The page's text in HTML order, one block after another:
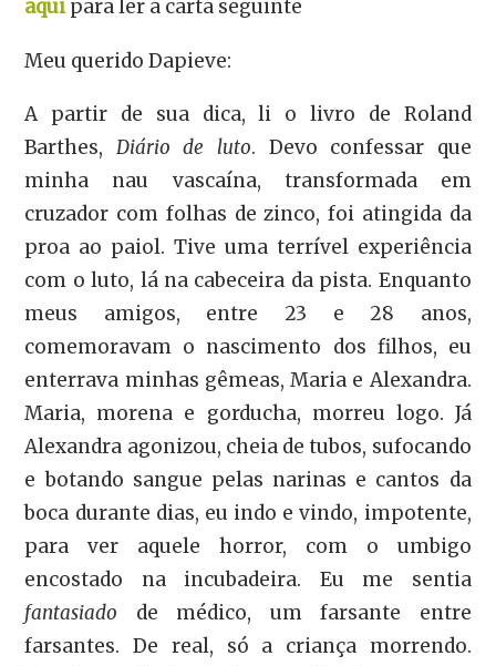
aqui para ler a carta seguinte
Meu querido Dapieve:
A partir de sua dica, li o livro de Roland
Barthes, Diário de luto. Devo confessar que
minha nau vascaína, transformada em
cruzador com folhas de zinco, foi atingida da
proa ao paiol. Tive uma terrível experiência
com o luto, lá na cabeceira da pista. Enquanto
meus amigos, entre 23 e 28 anos,
comemoravam o nascimento dos filhos, eu
enterrava minhas gêmeas, Maria e Alexandra.
Maria, morena e gorducha, morreu logo. Já
Alexandra agonizou, cheia de tubos, sufocando
e botando sangue pelas narinas e cantos da
boca durante dias, eu indo e vindo, impotente,
para ver aquele horror, com o umbigo
encostado na incubadeira. Eu me sentia
fantasiado de médico, um farsante entre
farsantes. De real, só a criança morrendo.